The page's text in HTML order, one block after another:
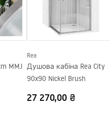
24
MMJ
Rea
Душова кабіна Rea City
90x90 Nickel Brush
27 270,00 ₴